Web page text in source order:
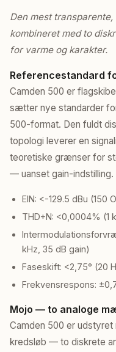
Den mest
kombineret med to
for varme og karakter.
Referencestandard
Camden 500 er
sætter nye standarder
500-format. Den fuldt
topologi leverer en
teoretiske grænser for
— uanset gain-indstilling.
EIN: <-129.5 dBu (150
THD+N: <0,0004% (1
kHz, 35 dB gain)
Faseskift: <2,75° (20
Frekvensrespons:
Mojo — to analoge
Camden 500 er udstyret
kredsløb — to diskrete